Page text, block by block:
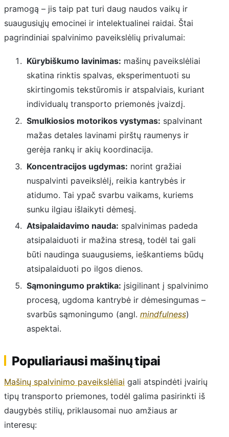
pramogą – jis taip pat turi daug naudos vaikų ir
suaugusiųjų emocinei ir intelektualinei raidai. Štai
pagrindiniai spalvinimo paveikslėlių privalumai:
Kūrybiškumo lavinimas: mašinų paveikslėliai
skatina rinktis spalvas, eksperimentuoti su
skirtingomis tekstūromis ir atspalviais, kuriant
individualų transporto priemonės įvaizdį.
Smulkiosios motorikos vystymas: spalvinant
mažas detales lavinami pirštų raumenys ir
gerėja rankų ir akių koordinacija.
Koncentracijos ugdymas: norint gražiai
nuspalvinti paveikslėlį, reikia kantrybės ir
atidumo. Tai ypač svarbu vaikams, kuriems
sunku ilgiau išlaikyti dėmesį.
Atsipalaidavimo nauda: spalvinimas padeda
atsipalaiduoti ir mažina stresą, todėl tai gali
būti naudinga suaugusiems, ieškantiems būdų
atsipalaiduoti po ilgos dienos.
Sąmoningumo praktika: įsigilinant į spalvinimo
procesą, ugdoma kantrybė ir dėmesingumas –
svarbūs sąmoningumo (angl. mindfulness)
aspektai.
Populiariausi mašinų tipai
Mašinų spalvinimo paveikslėliai gali atspindėti įvairių
tipų transporto priemones, todėl galima pasirinkti iš
daugybės stilių, priklausomai nuo amžiaus ar
interesų: